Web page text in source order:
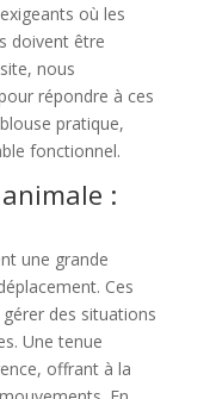
où les
doivent être
nous
répondre à ces
pratique,
fonctionnel.
:
une grande
Ces
des situations
Une tenue
offrant à la